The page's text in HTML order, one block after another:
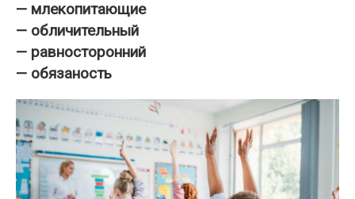
— млекопитающие
— обличительный
— равносторонний
— обязаность